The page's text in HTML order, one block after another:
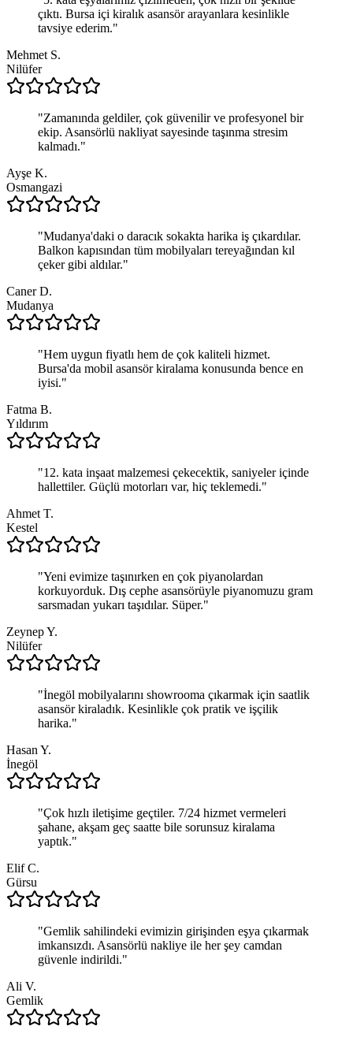
çıktı. Bursa içi kiralık asansör arayanlara kesinlikle
tavsiye ederim."
Mehmet S.
Nilüfer
"Zamanında geldiler, çok güvenilir ve profesyonel bir
ekip. Asansörlü nakliyat sayesinde taşınma stresim
kalmadı."
Ayşe K.
Osmangazi
"Mudanya'daki o daracık sokakta harika iş çıkardılar.
Balkon kapısından tüm mobilyaları tereyağından kıl
çeker gibi aldılar."
Caner D.
Mudanya
"Hem uygun fiyatlı hem de çok kaliteli hizmet.
Bursa'da mobil asansör kiralama konusunda bence en
iyisi."
Fatma B.
Yıldırım
"12. kata inşaat malzemesi çekecektik, saniyeler içinde
hallettiler. Güçlü motorları var, hiç teklemedi."
Ahmet T.
Kestel
"Yeni evimize taşınırken en çok piyanolardan
korkuyorduk. Dış cephe asansörüyle piyanomuzu gram
sarsmadan yukarı taşıdılar. Süper."
Zeynep Y.
Nilüfer
"İnegöl mobilyalarını showrooma çıkarmak için saatlik
asansör kiraladık. Kesinlikle çok pratik ve işçilik
harika."
Hasan Y.
İnegöl
"Çok hızlı iletişime geçtiler. 7/24 hizmet vermeleri
şahane, akşam geç saatte bile sorunsuz kiralama
yaptık."
Elif C.
Gürsu
"Gemlik sahilindeki evimizin girişinden eşya çıkarmak
imkansızdı. Asansörlü nakliye ile her şey camdan
güvenle indirildi."
Ali V.
Gemlik